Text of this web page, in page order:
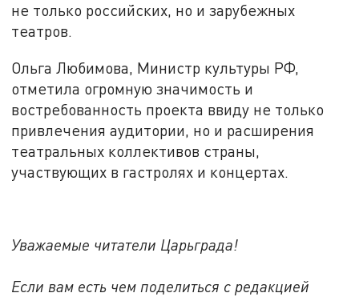
не только российских, но и зарубежных
театров.
Ольга Любимова, Министр культуры РФ,
отметила огромную значимость и
востребованность проекта ввиду не только
привлечения аудитории, но и расширения
театральных коллективов страны,
участвующих в гастролях и концертах.
Уважаемые читатели Царьграда!
Если вам есть чем поделиться с редакцией